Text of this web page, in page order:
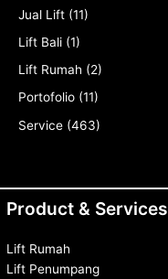
Jual Lift (11)
Lift Bali (1)
Lift Rumah (2)
Portofolio (11)
Service (463)
Product & Services
Lift Rumah
Lift Penumpang